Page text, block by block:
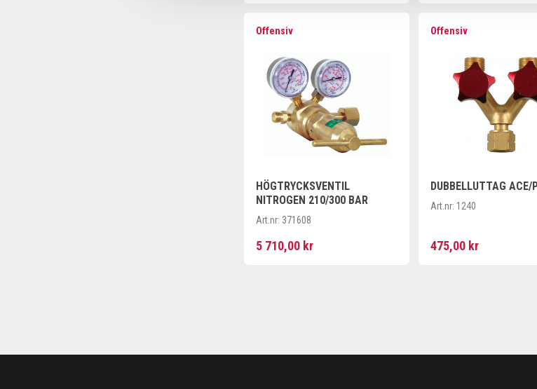
Offensiv
HÖGTRYCKSVENTIL
NITROGEN 210/300 BAR
Art.nr: 371608
5 710,00 kr
Offensiv
DUBBELLUTTAG ACE/
Art.nr: 1240
475,00 kr